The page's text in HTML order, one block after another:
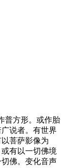
普方形。或作胎
说者。有世界
菩萨影像为
有以一切佛境
佛。变化音声